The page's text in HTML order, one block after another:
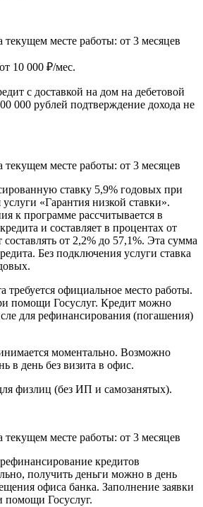
текущем месте работы: от 3 месяцев
10 000 ₽/мес.
с доставкой на дом на дебетовой
000 рублей подтверждение дохода не
текущем месте работы: от 3 месяцев
ставку 5,9% годовых при
«Гарантия низкой ставки».
к программе рассчитывается в
и составляет в процентах от
от 2,2% до 57,1%. Эта сумма
Без подключения услуги ставка
требуется официальное место работы.
помощи Госуслуг. Кредит можно
для рефинансирования (погашения)
моментально. Возможно
в день без визита в офис.
физлиц (без ИП и самозанятых).
текущем месте работы: от 3 месяцев
кредитов
получить деньги можно в день
офиса банка. Заполнение заявки
Госуслуг.